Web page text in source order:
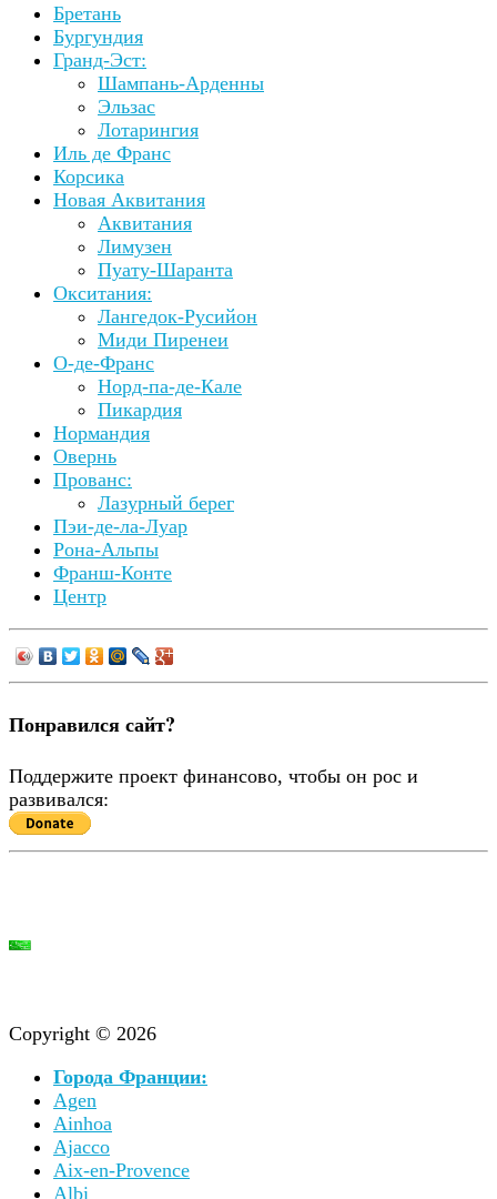
Бретань
Бургундия
Гранд-Эст:
Шампань-Арденны
Эльзас
Лотарингия
Иль де Франс
Корсика
Новая Аквитания
Аквитания
Лимузен
Пуату-Шаранта
Окситания:
Лангедок-Русийон
Миди Пиренеи
О-де-Франс
Норд-па-де-Кале
Пикардия
Нормандия
Овернь
Прованс:
Лазурный берег
Пэи-де-ла-Луар
Рона-Альпы
Франш-Конте
Центр
Понравился сайт?
Поддержите проект финансово, чтобы он рос и
развивался:
Copyright © 2026
Города Франции:
Agen
Ainhoa
Ajacco
Aix-en-Provence
Albi